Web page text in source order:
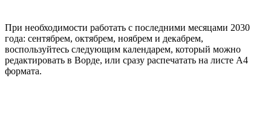
При необходимости работать с последними месяцами 2030
года: сентябрем, октябрем, ноябрем и декабрем,
воспользуйтесь следующим календарем, который можно
редактировать в Ворде, или сразу распечатать на листе А4
формата.